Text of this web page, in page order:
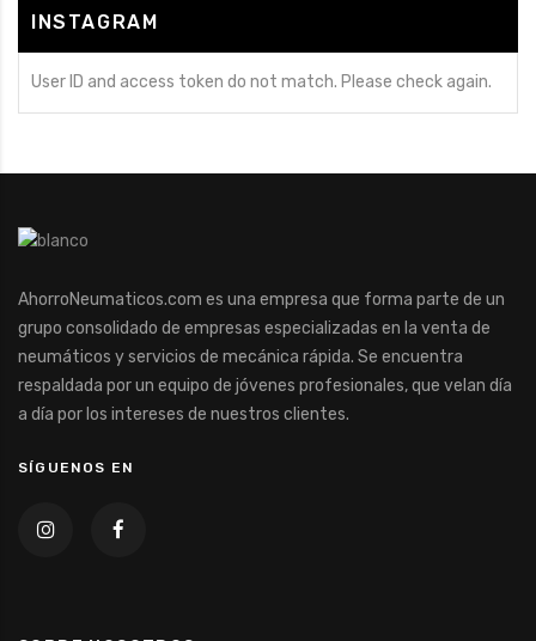
INSTAGRAM
User ID and access token do not match. Please check again.
AhorroNeumaticos.com es una empresa que forma parte de un
grupo consolidado de empresas especializadas en la venta de
neumáticos y servicios de mecánica rápida. Se encuentra
respaldada por un equipo de jóvenes profesionales, que velan día
a día por los intereses de nuestros clientes.
SÍGUENOS EN